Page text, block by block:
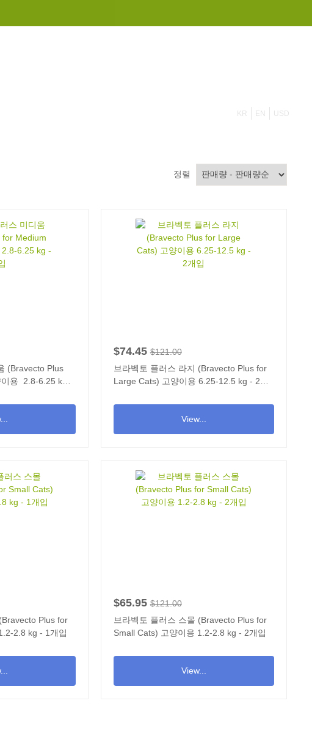
KR EN USD
정렬
(Bravecto Plus
용 2.8-6.25 kg -
$74.45 $121.00
브라벡토 플러스 라지 (Bravecto Plus for
Large Cats) 고양이용 6.25-12.5 kg - 2개
View...
Plus for
2.8 kg - 1개입
$65.95 $121.00
브라벡토 플러스 스몰 (Bravecto Plus for
Small Cats) 고양이용 1.2-2.8 kg - 2개입
View...